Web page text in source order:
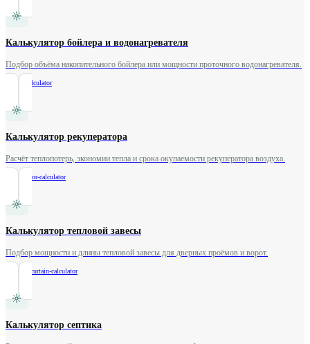
Калькулятор бойлера и водонагревателя
Подбор объёма накопительного бойлера или мощности проточного водонагревателя.
boiler-calculator
Калькулятор рекуператора
Расчёт теплопотерь, экономии тепла и срока окупаемости рекуператора воздуха.
recuperator-calculator
Калькулятор тепловой завесы
Подбор мощности и длины тепловой завесы для дверных проёмов и ворот.
thermal-curtain-calculator
Калькулятор септика